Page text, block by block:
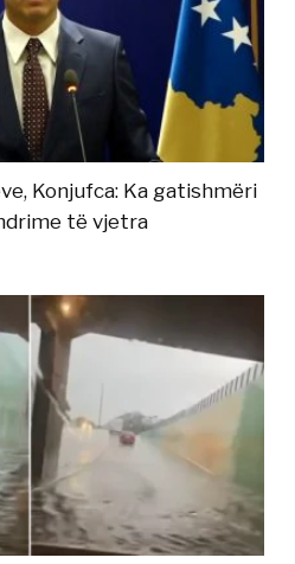
Konjufca: Ka gatishmëri
të vjetra